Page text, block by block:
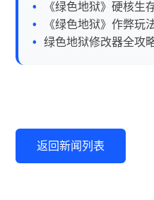
联机避坑指南
《绿色地狱》硬核生
炮的进阶之路
《绿色地狱》作弊玩
修改器使用指南
绿色地狱修改器全攻
返回新闻列表